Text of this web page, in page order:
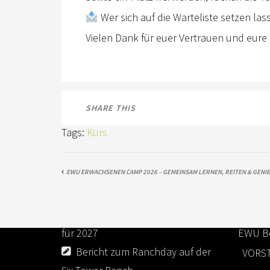
Wer sich auf die Warteliste setzen
Vielen Dank für euer Vertrauen und
SHARE THIS
Tags: Kurs
EWU ERWACHSENEN CAMP 2026 – GEMEINSAM LERNEN, REITEN &
NEUESTE BEITRÄGE
für 2027
Bericht zum Ranchday auf der
LINKS
EWU